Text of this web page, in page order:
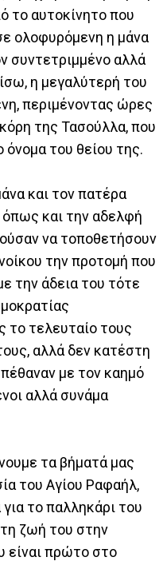
το αυτοκίνητο που
ολοφυρόμενη η μάνα
συντετριμμένο αλλά
η μεγαλύτερή του
περιμένοντας ώρες
της Τασούλλα, που
του θείου της.
και τον πατέρα
και την αδελφή
να τοποθετήσουν
την προτομή που
την άδεια του τότε
το τελευταίο τους
αλλά δεν κατέστη
με τον καημό
αλλά συνάμα
τα βήματά μας
του Αγίου Ραφαήλ,
το παλληκάρι του
ζωή του στην
είναι πρώτο στο